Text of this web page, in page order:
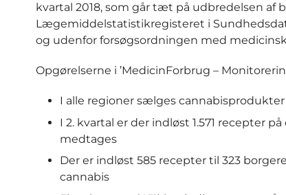
kvartal 2018, som går tæt på udbredelsen af
Lægemiddelstatistikregisteret i
og udenfor forsøgsordningen med
Opgørelserne i ’MedicinForbrug –
I alle regioner sælges
I 2. kvartal er der indløst 1.571 recepter
medtages
Der er indløst 585 recepter til 323
cannabis